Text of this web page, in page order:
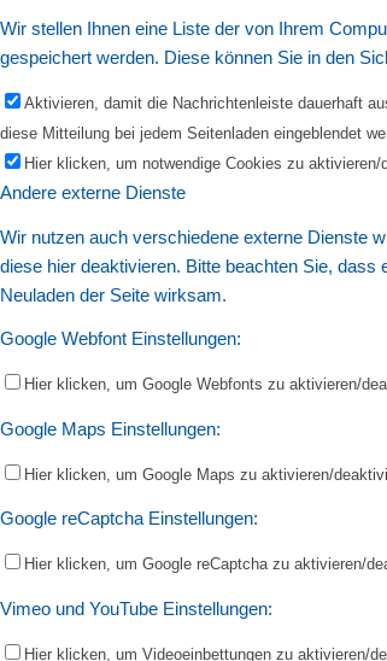
Wir stellen Ihnen eine Liste der von Ihrem
gespeichert werden. Diese können Sie in den
Aktivieren, damit die Nachrichtenleiste dauerhaft
diese Mitteilung bei jedem Seitenladen eingeblendet
Hier klicken, um notwendige Cookies zu aktivieren/
Andere externe Dienste
Wir nutzen auch verschiedene externe Dienste
diese hier deaktivieren. Bitte beachten Sie,
Neuladen der Seite wirksam.
Google Webfont Einstellungen:
Hier klicken, um Google Webfonts zu aktivieren/
Google Maps Einstellungen:
Hier klicken, um Google Maps zu aktivieren/
Google reCaptcha Einstellungen:
Hier klicken, um Google reCaptcha zu aktivieren/
Vimeo und YouTube Einstellungen:
Hier klicken, um Videoeinbettungen zu aktivieren/